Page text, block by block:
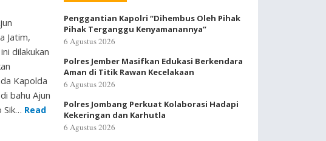
Jatim,
dilakukan
Kapolda
bahu Ajun
Sik… Read
Penggantian Kapolri “Dihembus Oleh Pihak
Pihak Terganggu Kenyamanannya”
6 Agustus 2026
Polres Jember Masifkan Edukasi Berkendara
Aman di Titik Rawan Kecelakaan
6 Agustus 2026
Polres Jombang Perkuat Kolaborasi Hadapi
Kekeringan dan Karhutla
6 Agustus 2026